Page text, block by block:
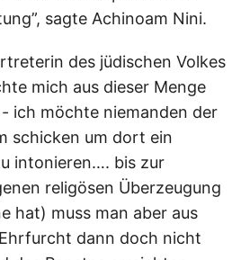
sagte Achinoam Nini.
des jüdischen Volkes
mich aus dieser Menge
ich möchte niemanden der
schicken um dort ein
intonieren…. bis zur
religösen Überzeugung
hat) muss man aber aus
dann doch nicht